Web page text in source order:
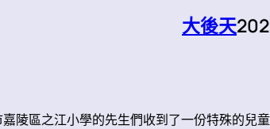
大後天
嘉陵區之江小學的先生們收到了一份特殊的兒